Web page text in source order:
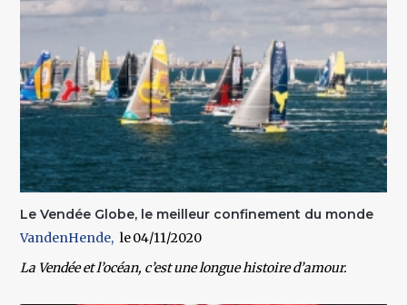
Le Vendée Globe, le meilleur confinement du monde
VandenHende
04/11/2020
La Vendée et l’océan, c’est une longue histoire d’amour.